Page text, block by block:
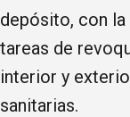
depósito, con
tareas de
interior y
sanitarias.